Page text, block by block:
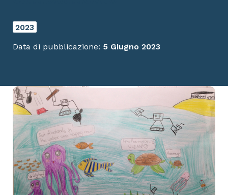
2023
Data di pubblicazione: 5 Giugno 2023